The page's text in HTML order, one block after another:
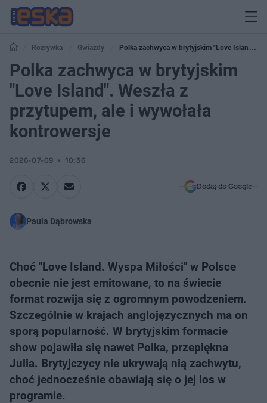
Rozrywka Gwiazdy
Polka zachwyca w brytyjskim "Love Island".
Weszła z przytupem, ale i wywołała kontrowersje
Polka zachwyca w brytyjskim
"Love Island". Weszła z
przytupem, ale i wywołała
kontrowersje
2026-07-09 10:36
Dodaj do Google
Paula Dąbrowska
Choć "Love Island. Wyspa Miłości" w Polsce
obecnie nie jest emitowane, to na świecie
format rozwija się z ogromnym powodzeniem.
Szczególnie w krajach anglojęzycznych ma on
sporą popularność. W brytyjskim formacie
show pojawiła się nawet Polka, przepiękna
Julia. Brytyjczycy nie ukrywają nią zachwytu,
choć jednocześnie obawiają się o jej los w
programie.